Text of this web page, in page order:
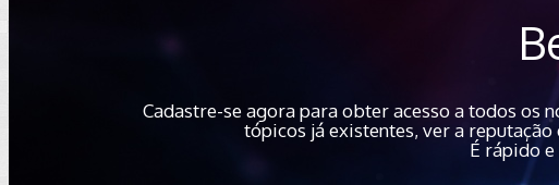
Cadastre-se agora para obter acesso a todos os
tópicos já existentes, ver a
É rápido